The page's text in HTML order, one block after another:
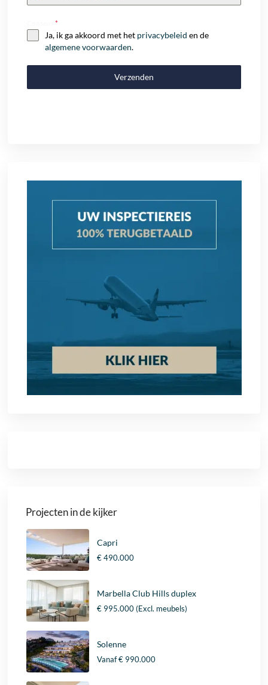
Consent*
Ja, ik ga akkoord met het privacybeleid en de
algemene voorwaarden.
Verzenden
Projecten in de kijker
Capri
€ 490.000
Marbella Club Hills duplex
€ 995.000(Excl. meubels)
Solenne
Vanaf€ 990.000